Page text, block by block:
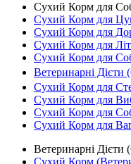
Сухий Корм для
Сухий Корм для
Сухий Корм для
Сухий Корм для
Сухий Корм для
Ветеринарні
Сухий Корм для
Сухий Корм для
Сухий Корм для
Сухий Корм для
Ветеринарні
Сухий Корм